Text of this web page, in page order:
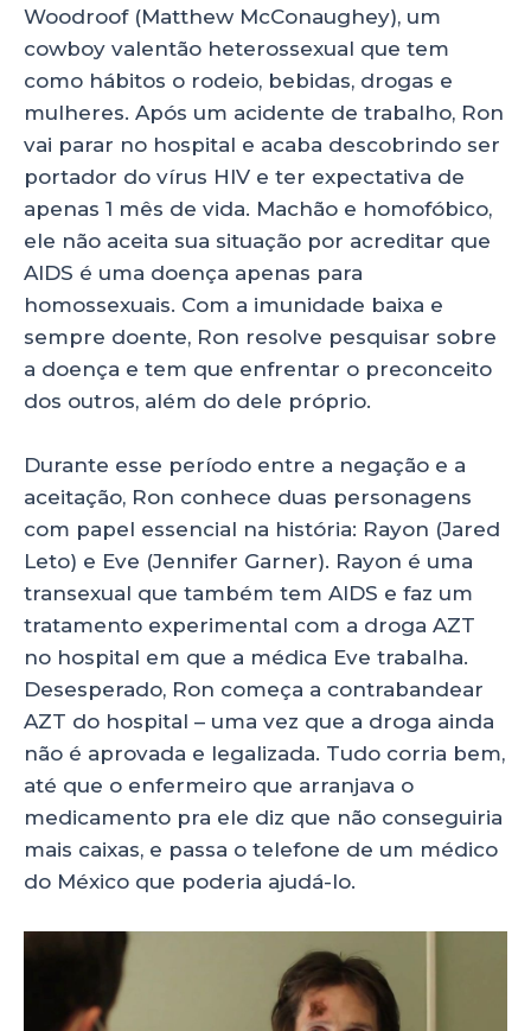
Woodroof (Matthew McConaughey), um
cowboy valentão heterossexual que tem
como hábitos o rodeio, bebidas, drogas e
mulheres. Após um acidente de trabalho, Ron
vai parar no hospital e acaba descobrindo ser
portador do vírus HIV e ter expectativa de
apenas 1 mês de vida. Machão e homofóbico,
ele não aceita sua situação por acreditar que
AIDS é uma doença apenas para
homossexuais. Com a imunidade baixa e
sempre doente, Ron resolve pesquisar sobre
a doença e tem que enfrentar o preconceito
dos outros, além do dele próprio.
Durante esse período entre a negação e a
aceitação, Ron conhece duas personagens
com papel essencial na história: Rayon (Jared
Leto) e Eve (Jennifer Garner). Rayon é uma
transexual que também tem AIDS e faz um
tratamento experimental com a droga AZT
no hospital em que a médica Eve trabalha.
Desesperado, Ron começa a contrabandear
AZT do hospital – uma vez que a droga ainda
não é aprovada e legalizada. Tudo corria bem,
até que o enfermeiro que arranjava o
medicamento pra ele diz que não conseguiria
mais caixas, e passa o telefone de um médico
do México que poderia ajudá-lo.